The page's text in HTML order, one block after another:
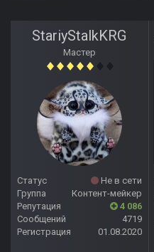
StariyStalkKRG
Мастер
Статус
Не в сети
Группа
Контент-мейкер
Репутация
4 086
Сообщений
4719
Регистрация
01.08.2020